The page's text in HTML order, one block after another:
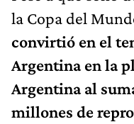
la Copa del
convirtió en el
Argentina en la
Argentina al
millones de